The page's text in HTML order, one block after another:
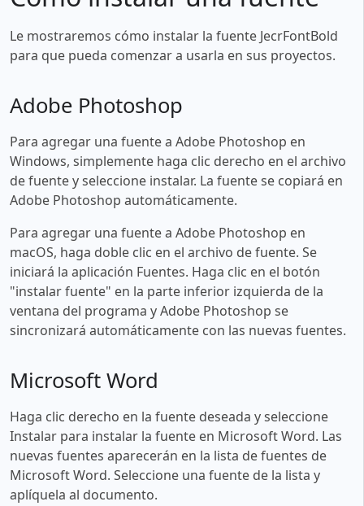
Le mostraremos cómo instalar la fuente JecrFontBold
para que pueda comenzar a usarla en sus proyectos.
Adobe Photoshop
Para agregar una fuente a Adobe Photoshop en
Windows, simplemente haga clic derecho en el archivo
de fuente y seleccione instalar. La fuente se copiará en
Adobe Photoshop automáticamente.
Para agregar una fuente a Adobe Photoshop en
macOS, haga doble clic en el archivo de fuente. Se
iniciará la aplicación Fuentes. Haga clic en el botón
"instalar fuente" en la parte inferior izquierda de la
ventana del programa y Adobe Photoshop se
sincronizará automáticamente con las nuevas fuentes.
Microsoft Word
Haga clic derecho en la fuente deseada y seleccione
Instalar para instalar la fuente en Microsoft Word. Las
nuevas fuentes aparecerán en la lista de fuentes de
Microsoft Word. Seleccione una fuente de la lista y
aplíquela al documento.